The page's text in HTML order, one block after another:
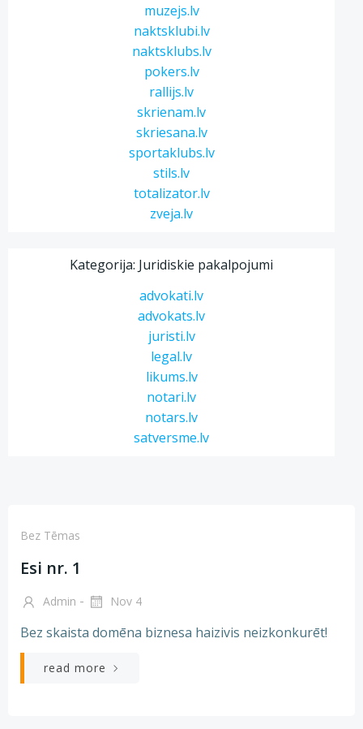
muzejs.lv
naktsklubi.lv
naktsklubs.lv
pokers.lv
rallijs.lv
skrienam.lv
skriesana.lv
sportaklubs.lv
stils.lv
totalizator.lv
zveja.lv
Kategorija: Juridiskie pakalpojumi
advokati.lv
advokats.lv
juristi.lv
legal.lv
likums.lv
notari.lv
notars.lv
satversme.lv
Bez Tēmas
Esi nr. 1
Admin - Nov 4
Bez skaista domēna biznesa haizivis neizkonkurēt!
read more